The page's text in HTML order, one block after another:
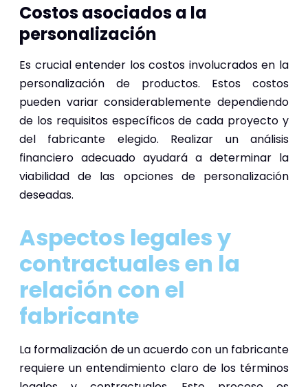
Costos asociados a la
personalización
Es crucial entender los costos involucrados en la
personalización de productos. Estos costos
pueden variar considerablemente dependiendo
de los requisitos específicos de cada proyecto y
del fabricante elegido. Realizar un análisis
financiero adecuado ayudará a determinar la
viabilidad de las opciones de personalización
deseadas.
Aspectos legales y
contractuales en la
relación con el
fabricante
La formalización de un acuerdo con un fabricante
requiere un entendimiento claro de los términos